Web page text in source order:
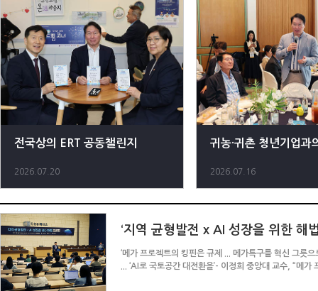
지역상의 경제
지역
전국상의 ERT 공동챌린지
2026.07.20
귀농·귀촌 청년기업과
2026.07.16
‘지역 균형발전 x AI 성장을 위한 해
‘메가 프로젝트의 킹핀은 규제 ... 메가특구를 혁신 그릇
... ‘AI로 국토공간 대전환을’- 이정희 중앙대 교수, “메